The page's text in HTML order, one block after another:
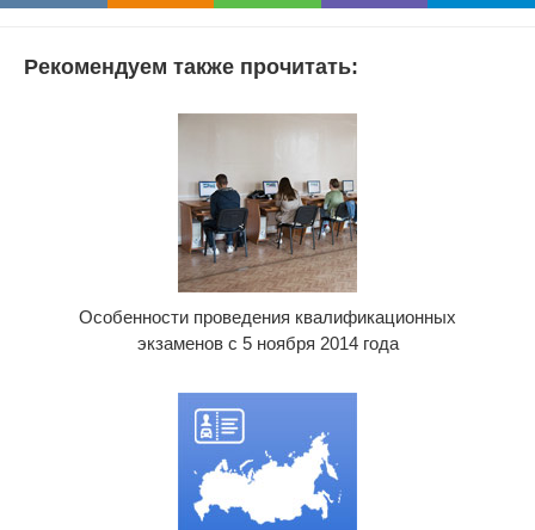
Рекомендуем также прочитать:
Особенности проведения квалификационных
экзаменов с 5 ноября 2014 года